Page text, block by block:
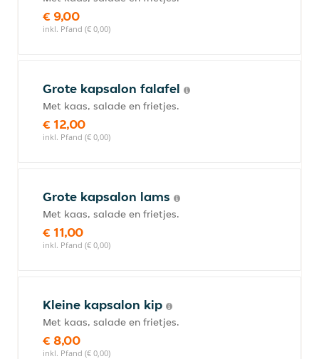
€ 9,00
inkl. Pfand (€ 0,00)
Grote kapsalon falafel
Met kaas, salade en frietjes.
€ 12,00
inkl. Pfand (€ 0,00)
Grote kapsalon lams
Met kaas, salade en frietjes.
€ 11,00
inkl. Pfand (€ 0,00)
Kleine kapsalon kip
Met kaas, salade en frietjes.
€ 8,00
inkl. Pfand (€ 0,00)